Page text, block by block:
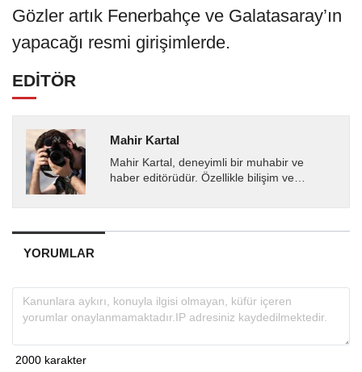
Gözler artık Fenerbahçe ve Galatasaray’ın
yapacağı resmi girişimlerde.
EDİTÖR
Mahir Kartal
Mahir Kartal, deneyimli bir muhabir ve
haber editörüdür. Özellikle bilişim ve
gelişmeleri okuyuculara...
YORUMLAR